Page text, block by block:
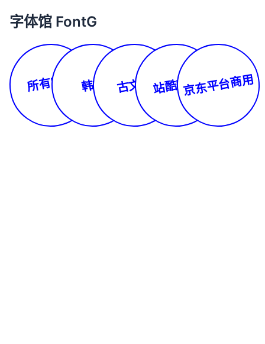
字体馆 FontG
所有字体 韩文 古文体站酷字库京东平台商用